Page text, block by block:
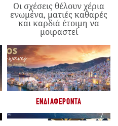
Οι σχέσεις θέλουν χέρια
ενωμένα, ματιές καθαρές
και καρδιά έτοιμη να
μοιραστεί
ΕΝΔΙΑΦΈΡΟΝΤΑ